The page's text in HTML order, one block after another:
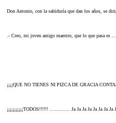
Don Antonio, con la sabiduría que dan los años, se
.- Creo, mi joven amigo maestro, que lo que pasa es ….
¡¡¡¡QUE NO TIENES NI PIZCA DE GRACIA
¡¡¡¡¡¡¡¡¡¡¡TODOS!!!!!! .............. Ja Ja Ja Ja Ja Ja Ja Ja